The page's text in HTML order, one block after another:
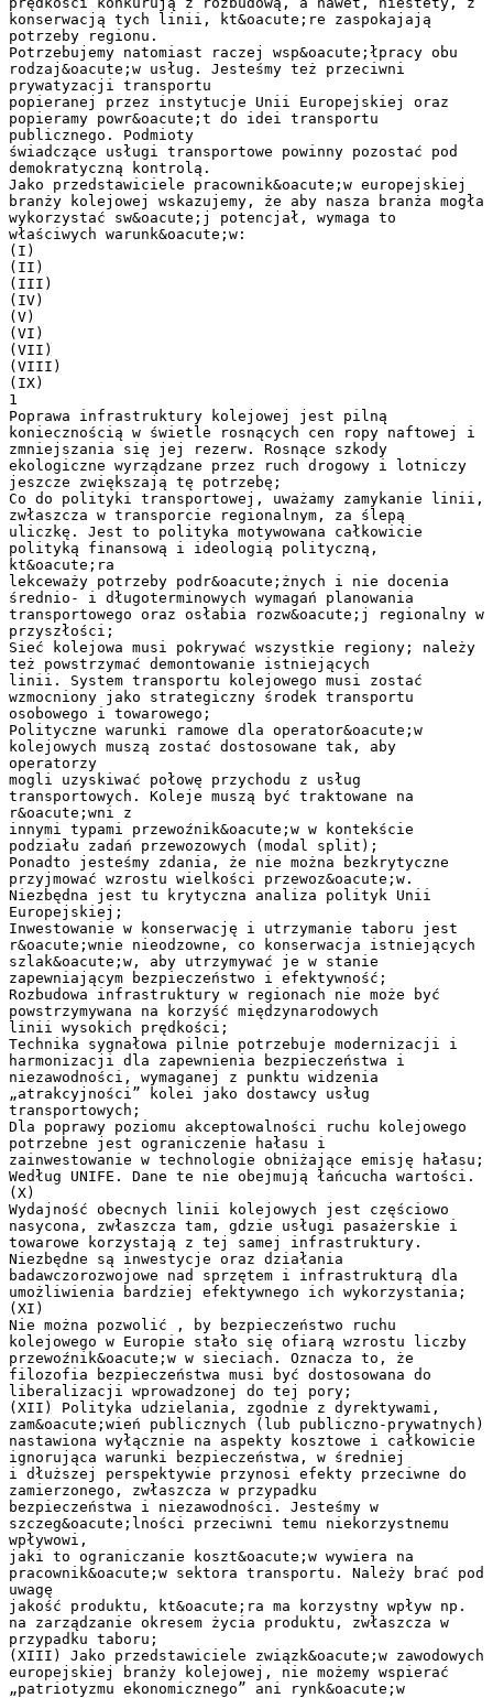
konserwacją tych linii, kt&oacute;re zaspokajają
potrzeby regionu.
Potrzebujemy natomiast raczej wsp&oacute;łpracy obu
rodzaj&oacute;w usług. Jesteśmy też przeciwni
prywatyzacji transportu
popieranej przez instytucje Unii Europejskiej oraz
popieramy powr&oacute;t do idei transportu
publicznego. Podmioty
świadczące usługi transportowe powinny pozostać pod
demokratyczną kontrolą.
Jako przedstawiciele pracownik&oacute;w europejskiej
branży kolejowej wskazujemy, że aby nasza branża mogła
wykorzystać sw&oacute;j potencjał, wymaga to
właściwych warunk&oacute;w:
(I)
(II)
(III)
(IV)
(V)
(VI)
(VII)
(VIII)
(IX)
1
Poprawa infrastruktury kolejowej jest pilną
koniecznością w świetle rosnących cen ropy naftowej i
zmniejszania się jej rezerw. Rosnące szkody
ekologiczne wyrządzane przez ruch drogowy i lotniczy
jeszcze zwiększają tę potrzebę;
Co do polityki transportowej, uważamy zamykanie linii,
zwłaszcza w transporcie regionalnym, za ślepą
uliczkę. Jest to polityka motywowana całkowicie
polityką finansową i ideologią polityczną,
kt&oacute;ra
lekceważy potrzeby podr&oacute;żnych i nie docenia
średnio- i długoterminowych wymagań planowania
transportowego oraz osłabia rozw&oacute;j regionalny w
przyszłości;
Sieć kolejowa musi pokrywać wszystkie regiony; należy
też powstrzymać demontowanie istniejących
linii. System transportu kolejowego musi zostać
wzmocniony jako strategiczny środek transportu
osobowego i towarowego;
Polityczne warunki ramowe dla operator&oacute;w
kolejowych muszą zostać dostosowane tak, aby
operatorzy
mogli uzyskiwać połowę przychodu z usług
transportowych. Koleje muszą być traktowane na
r&oacute;wni z
innymi typami przewoźnik&oacute;w w kontekście
podziału zadań przewozowych (modal split);
Ponadto jesteśmy zdania, że nie można bezkrytyczne
przyjmować wzrostu wielkości przewoz&oacute;w.
Niezbędna jest tu krytyczna analiza polityk Unii
Europejskiej;
Inwestowanie w konserwację i utrzymanie taboru jest
r&oacute;wnie nieodzowne, co konserwacja istniejących
szlak&oacute;w, aby utrzymywać je w stanie
zapewniającym bezpieczeństwo i efektywność;
Rozbudowa infrastruktury w regionach nie może być
powstrzymywana na korzyść międzynarodowych
linii wysokich prędkości;
Technika sygnałowa pilnie potrzebuje modernizacji i
harmonizacji dla zapewnienia bezpieczeństwa i
niezawodności, wymaganej z punktu widzenia
„atrakcyjności” kolei jako dostawcy usług
transportowych;
Dla poprawy poziomu akceptowalności ruchu kolejowego
potrzebne jest ograniczenie hałasu i
zainwestowanie w technologie obniżające emisję hałasu;
Według UNIFE. Dane te nie obejmują łańcucha wartości.
(X)
Wydajność obecnych linii kolejowych jest częściowo
nasycona, zwłaszcza tam, gdzie usługi pasażerskie i
towarowe korzystają z tej samej infrastruktury.
Niezbędne są inwestycje oraz działania
badawczorozwojowe nad sprzętem i infrastrukturą dla
umożliwienia bardziej efektywnego ich wykorzystania;
(XI)
Nie można pozwolić , by bezpieczeństwo ruchu
kolejowego w Europie stało się ofiarą wzrostu liczby
przewoźnik&oacute;w w sieciach. Oznacza to, że
filozofia bezpieczeństwa musi być dostosowana do
liberalizacji wprowadzonej do tej pory;
(XII) Polityka udzielania, zgodnie z dyrektywami,
zam&oacute;wień publicznych (lub publiczno-prywatnych)
nastawiona wyłącznie na aspekty kosztowe i całkowicie
ignorująca warunki bezpieczeństwa, w średniej
i dłuższej perspektywie przynosi efekty przeciwne do
zamierzonego, zwłaszcza w przypadku
bezpieczeństwa i niezawodności. Jesteśmy w
szczeg&oacute;lności przeciwni temu niekorzystnemu
wpływowi,
jaki to ograniczanie koszt&oacute;w wywiera na
pracownik&oacute;w sektora transportu. Należy brać pod
uwagę
jakość produktu, kt&oacute;ra ma korzystny wpływ np.
na zarządzanie okresem życia produktu, zwłaszcza w
przypadku taboru;
(XIII) Jako przedstawiciele związk&oacute;w zawodowych
europejskiej branży kolejowej, nie możemy wspierać
„patriotyzmu ekonomicznego” ani rynk&oacute;w